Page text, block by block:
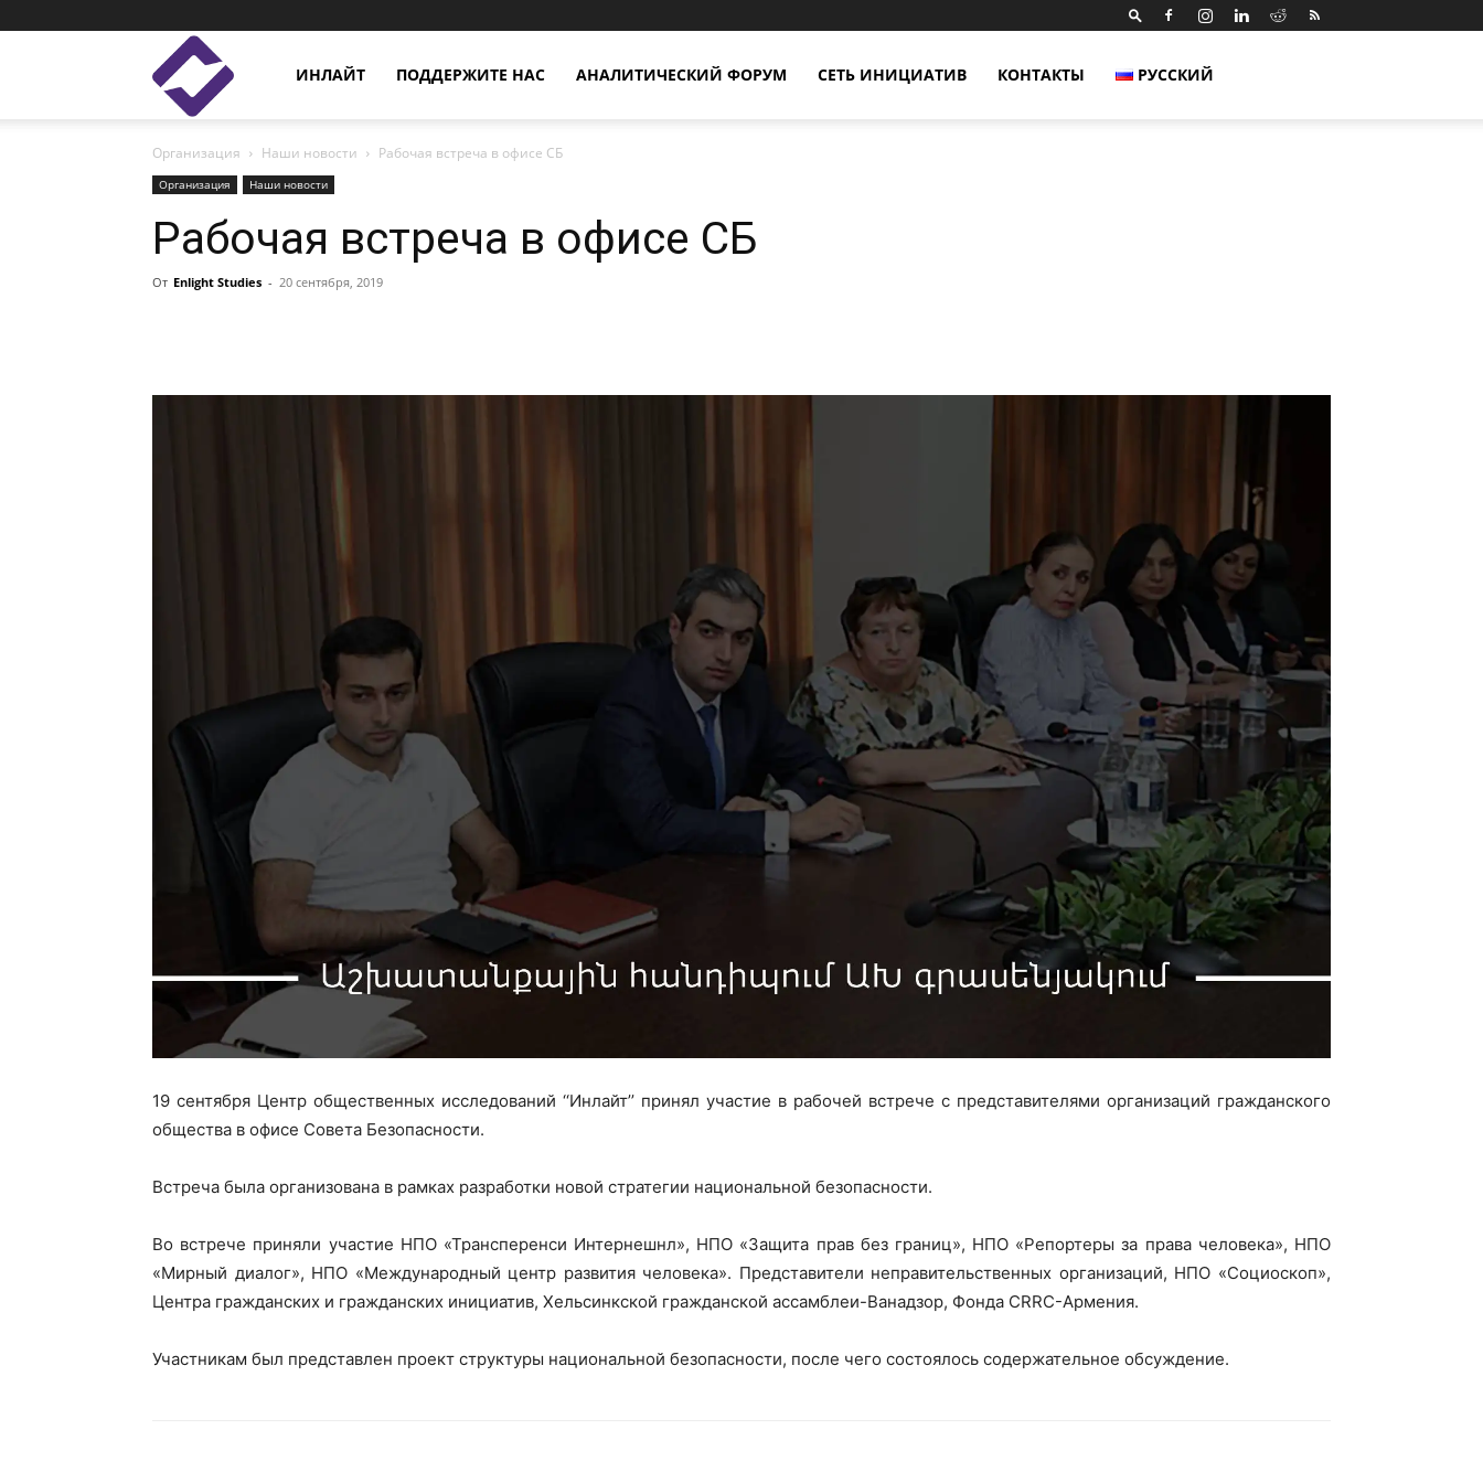
Enlight
Studies
ИНЛАЙТ ПОДДЕРЖИТЕ НАС АНАЛИТИЧЕСКИЙ ФОРУМ СЕТЬ ИНИЦИАТИВ КОНТАКТЫ РУССКИЙ
Организация Наши новости Рабочая встреча в офисе СБ
Организация Наши новости
Рабочая встреча в офисе СБ
От Enlight Studies - 20 сентября, 2019
19 сентября Центр общественных исследований ‘‘Инлайт’’ принял участие в рабочей встрече с представителями организаций гражданского
общества в офисе Совета Безопасности.
Встреча была организована в рамках разработки новой стратегии национальной безопасности.
Во встрече приняли участие НПО «Трансперенси Интернешнл», НПО «Защита прав без границ», НПО «Репортеры за права человека», НПО
«Мирный диалог», НПО «Международный центр развития человека». Представители неправительственных организаций, НПО «Социоскоп»,
Центра гражданских и гражданских инициатив, Хельсинкской гражданской ассамблеи-Ванадзор, Фонда CRRC-Армения.
Участникам был представлен проект структуры национальной безопасности, после чего состоялось содержательное обсуждение.